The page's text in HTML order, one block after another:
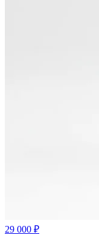
29 000 ₽